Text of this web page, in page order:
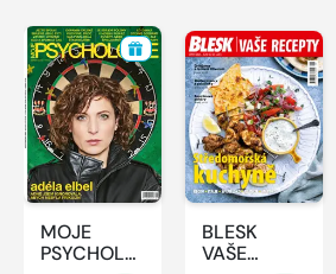
MOJE
PSYCHOLOGIE
BLESK
VAŠE